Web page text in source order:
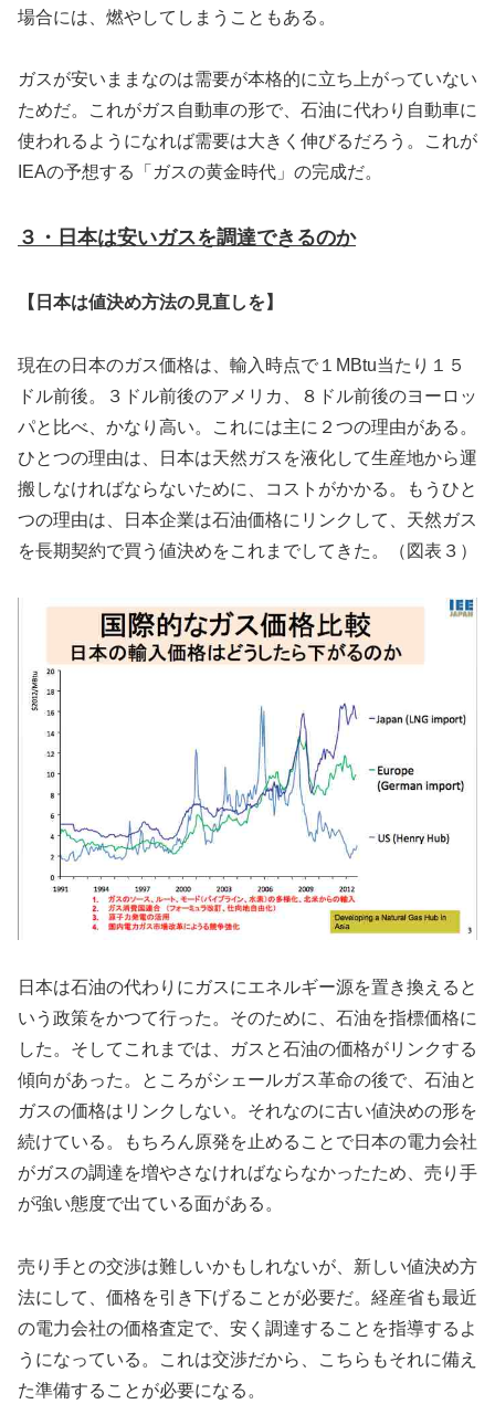
場合には、燃やしてしまうこともある。
ガスが安いままなのは需要が本格的に立ち上がっていない
ためだ。これがガス自動車の形で、石油に代わり自動車に
使われるようになれば需要は大きく伸びるだろう。これが
IEAの予想する「ガスの黄金時代」の完成だ。
３・日本は安いガスを調達できるのか
【日本は値決め方法の見直しを】
現在の日本のガス価格は、輸入時点で１MBtu当たり１５
ドル前後。３ドル前後のアメリカ、８ドル前後のヨーロッ
パと比べ、かなり高い。これには主に２つの理由がある。
ひとつの理由は、日本は天然ガスを液化して生産地から運
搬しなければならないために、コストがかかる。もうひと
つの理由は、日本企業は石油価格にリンクして、天然ガス
を長期契約で買う値決めをこれまでしてきた。（図表３）
日本は石油の代わりにガスにエネルギー源を置き換えると
いう政策をかつて行った。そのために、石油を指標価格に
した。そしてこれまでは、ガスと石油の価格がリンクする
傾向があった。ところがシェールガス革命の後で、石油と
ガスの価格はリンクしない。それなのに古い値決めの形を
続けている。もちろん原発を止めることで日本の電力会社
がガスの調達を増やさなければならなかったため、売り手
が強い態度で出ている面がある。
売り手との交渉は難しいかもしれないが、新しい値決め方
法にして、価格を引き下げることが必要だ。経産省も最近
の電力会社の価格査定で、安く調達することを指導するよ
うになっている。これは交渉だから、こちらもそれに備え
た準備することが必要になる。